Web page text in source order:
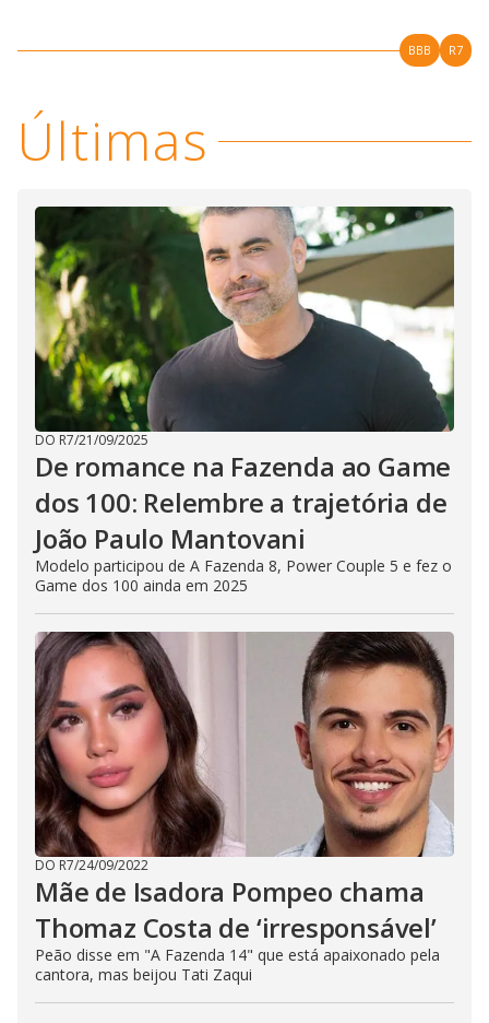
BBB R7
Últimas
DO R7/21/09/2025
De romance na Fazenda ao Game
dos 100: Relembre a trajetória de
João Paulo Mantovani
Modelo participou de A Fazenda 8, Power Couple 5 e fez o
Game dos 100 ainda em 2025
DO R7/24/09/2022
Mãe de Isadora Pompeo chama
Thomaz Costa de ‘irresponsável’
Peão disse em "A Fazenda 14" que está apaixonado pela
cantora, mas beijou Tati Zaqui